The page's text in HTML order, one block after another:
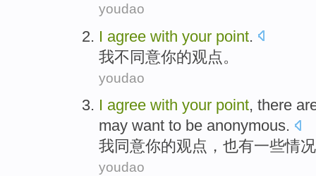
youdao
I agree with your point.
我不同意你的观点。
youdao
I agree with your point, there
may want to be anonymous.
我 同意你的观点 ， 也有一些情况
youdao